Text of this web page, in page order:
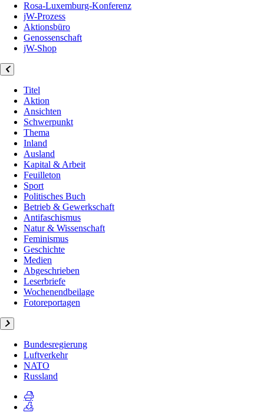
Rosa-Luxemburg-Konferenz
jW-Prozess
Aktionsbüro
Genossenschaft
jW-Shop
Titel
Aktion
Ansichten
Schwerpunkt
Thema
Inland
Ausland
Kapital & Arbeit
Feuilleton
Sport
Politisches Buch
Betrieb & Gewerkschaft
Antifaschismus
Natur & Wissenschaft
Feminismus
Geschichte
Medien
Abgeschrieben
Leserbriefe
Wochenendbeilage
Fotoreportagen
Bundesregierung
Luftverkehr
NATO
Russland